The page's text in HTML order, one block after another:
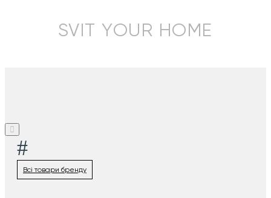
SVIT YOUR HOME
#
Всі товари бренду